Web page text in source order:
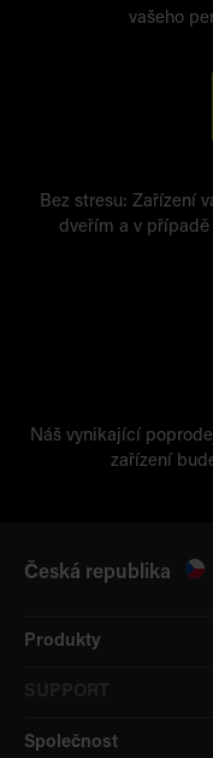
vašeho
Bez stresu: Zařízení
dveřím a v
Náš vynikající
zařízení
Česká republika
Produkty
Společnost